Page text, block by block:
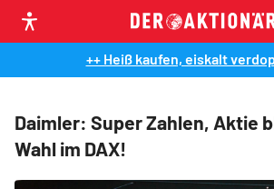
++ Heiß kaufen, eiskalt
Daimler: Super Zahlen, Aktie
Wahl im DAX!